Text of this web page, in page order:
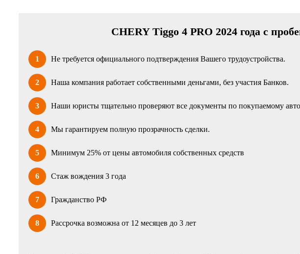
CHERY Tiggo 4 PRO 2024 года с
1 Не требуется официального подтверждения Вашего трудоустройства.
2 Наша компания работает собственными деньгами, без участия Банков.
3 Наши юристы тщательно проверяют все документы по покупаемому
4 Мы гарантируем полную прозрачность сделки.
5 Минимум 25% от цены автомобиля собственных средств
6 Стаж вождения 3 года
7 Гражданство РФ
8 Рассрочка возможна от 12 месяцев до 3 лет